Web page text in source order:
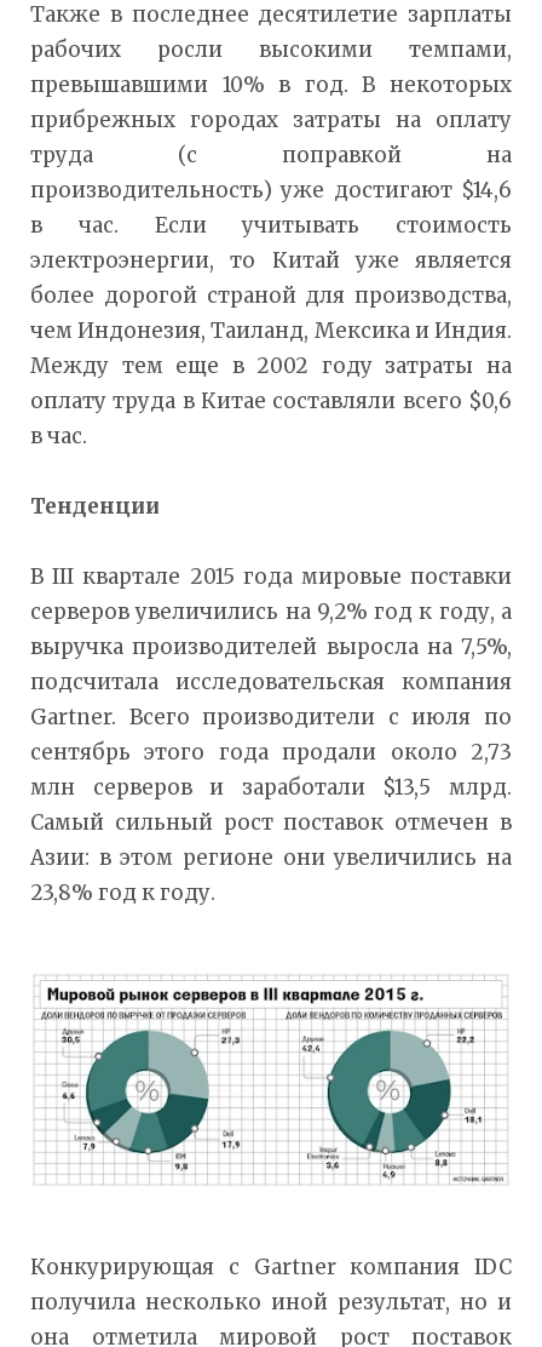
Также в последнее десятилетие зарплаты
рабочих росли высокими темпами,
превышавшими 10% в год. В некоторых
прибрежных городах затраты на оплату
труда (с поправкой на
производительность) уже достигают $14,6
в час. Если учитывать стоимость
электроэнергии, то Китай уже является
более дорогой страной для производства,
чем Индонезия, Таиланд, Мексика и Индия.
Между тем еще в 2002 году затраты на
оплату труда в Китае составляли всего $0,6
в час.
Тенденции
В III квартале 2015 года мировые поставки
серверов увеличились на 9,2% год к году, а
выручка производителей выросла на 7,5%,
подсчитала исследовательская компания
Gartner. Всего производители с июля по
сентябрь этого года продали около 2,73
млн серверов и заработали $13,5 млрд.
Самый сильный рост поставок отмечен в
Азии: в этом регионе они увеличились на
23,8% год к году.
Конкурирующая с Gartner компания IDC
получила несколько иной результат, но и
она отметила мировой рост поставок